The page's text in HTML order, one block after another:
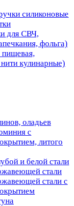
силиконовые
для СВЧ,
фольга)
пищевая,
кулинарные)
оладьев
с
литого
и белой стали
стали
стали с